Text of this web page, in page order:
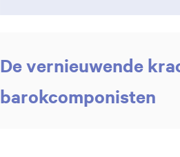
De vernieuwende
barokcomponisten